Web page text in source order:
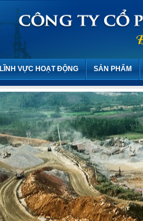
LĨNH VỰC HOẠT ĐỘNG SẢN PHẨM